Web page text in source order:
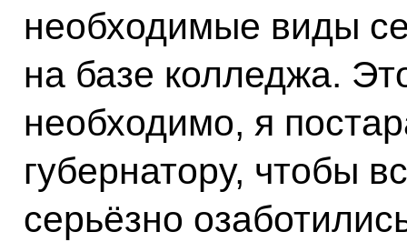
необходимые виды
на базе колледжа.
необходимо, я
губернатору, чтобы
серьёзно